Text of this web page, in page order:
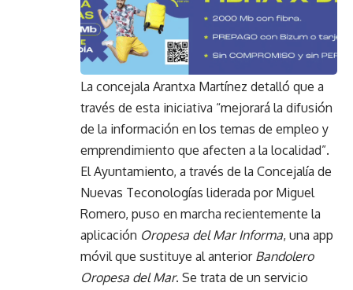
La concejala Arantxa Martínez detalló que a
través de esta iniciativa “mejorará la difusión
de la información en los temas de empleo y
emprendimiento que afecten a la localidad”.
El Ayuntamiento, a través de la Concejalía de
Nuevas Teconologías liderada por Miguel
Romero, puso en marcha recientemente la
aplicación Oropesa del Mar Informa, una app
móvil que sustituye al anterior Bandolero
Oropesa del Mar. Se trata de un servicio